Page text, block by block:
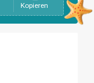
Kopieren